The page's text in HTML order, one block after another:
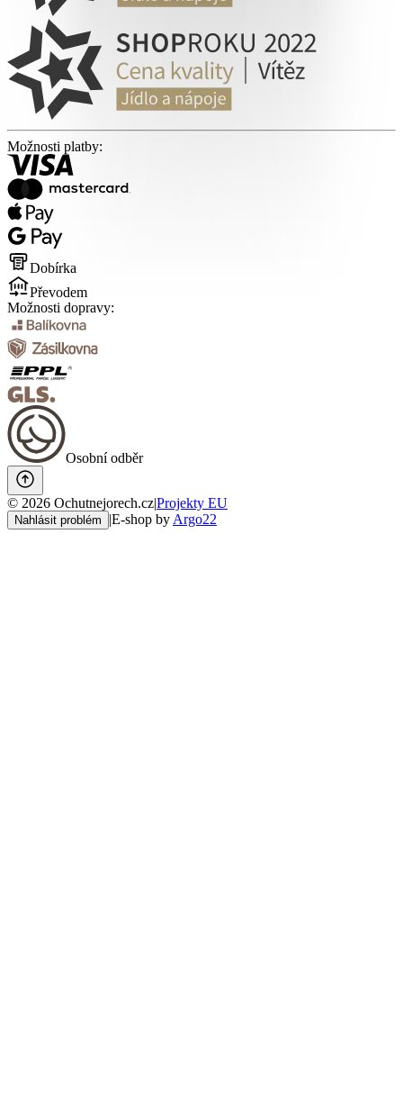
Možnosti platby:
Dobírka
Převodem
Možnosti dopravy:
Osobní odběr
© 2026 Ochutnejorech.cz|Projekty EU
Nahlásit problém |E-shop by Argo22